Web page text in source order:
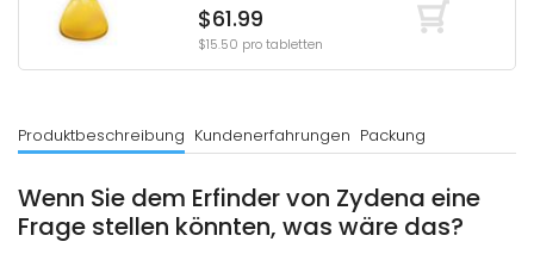
$61.99
$15.50 pro tabletten
Produktbeschreibung Kundenerfahrungen Packung
Wenn Sie dem Erfinder von Zydena eine
Frage stellen könnten, was wäre das?